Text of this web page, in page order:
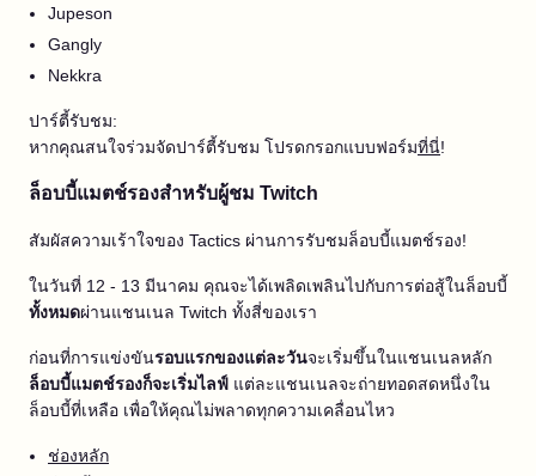
Jupeson
Gangly
Nekkra
ปาร์ตี้รับชม:
หากคุณสนใจร่วมจัดปาร์ตี้รับชม โปรดกรอกแบบฟอร์มที่นี่!
ล็อบบี้แมตช์รองสำหรับผู้ชม Twitch
สัมผัสความเร้าใจของ Tactics ผ่านการรับชมล็อบบี้แมตช์รอง!
ในวันที่ 12 - 13 มีนาคม คุณจะได้เพลิดเพลินไปกับการต่อสู้ในล็อบบี้
ทั้งหมดผ่านแชนเนล Twitch ทั้งสี่ของเรา
ก่อนที่การแข่งขันรอบแรกของแต่ละวันจะเริ่มขึ้นในแชนเนลหลัก
ล็อบบี้แมตช์รองก็จะเริ่มไลฟ์ แต่ละแชนเนลจะถ่ายทอดสดหนึ่งใน
ล็อบบี้ที่เหลือ เพื่อให้คุณไม่พลาดทุกความเคลื่อนไหว
ช่องหลัก